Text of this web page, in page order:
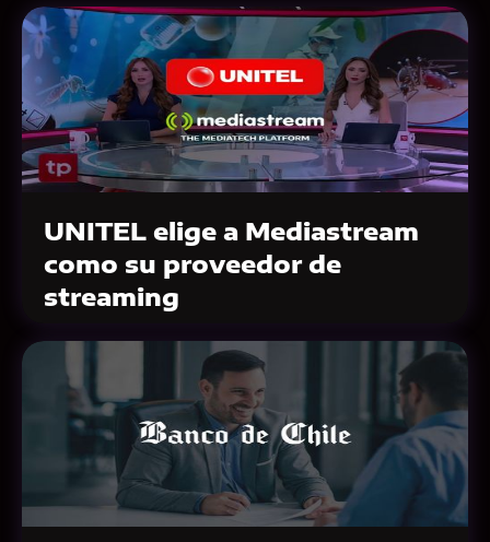
UNITEL elige a Mediastream
como su proveedor de
streaming